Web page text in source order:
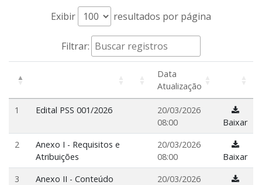
Exibir resultados por página
Filtrar:
Data
Atualização
1 Edital PSS 001/2026
20/03/2026
08:00
Baixar
2
Anexo I - Requisitos e
Atribuições
20/03/2026
08:00
Baixar
3
Anexo II - Conteúdo
20/03/2026